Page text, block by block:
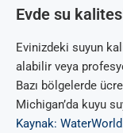
Evde su
Evinizdeki suyun
alabilir veya
Bazı bölgelerde
Michigan’da kuyu
Kaynak: WaterWorld